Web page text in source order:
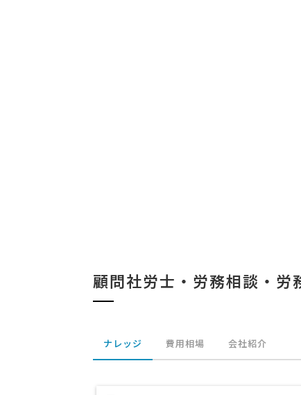
顧問社労士・労務相談・労
ナレッジ 費用相場 会社紹介